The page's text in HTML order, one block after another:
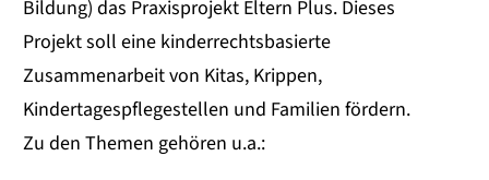
Bildung) das Praxisprojekt Eltern Plus. Dieses
Projekt soll eine kinderrechtsbasierte
Zusammenarbeit von Kitas, Krippen,
Kindertagespflegestellen und Familien fördern.
Zu den Themen gehören u.a.: